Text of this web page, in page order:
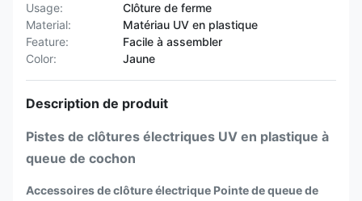
Usage:
Clôture de ferme
Material:
Matériau UV en plastique
Feature:
Facile à assembler
Color:
Jaune
Description de produit
Pistes de clôtures électriques UV en plastique à
queue de cochon
Accessoires de clôture électrique Pointe de queue de